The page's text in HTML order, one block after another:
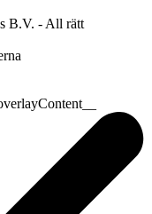
B.V. - All rätt